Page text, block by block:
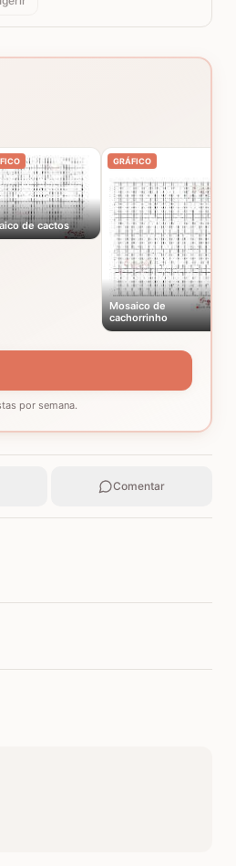
de cactos
GRÁFICO
Mosaico de
cachorrinho
por semana.
Comentar